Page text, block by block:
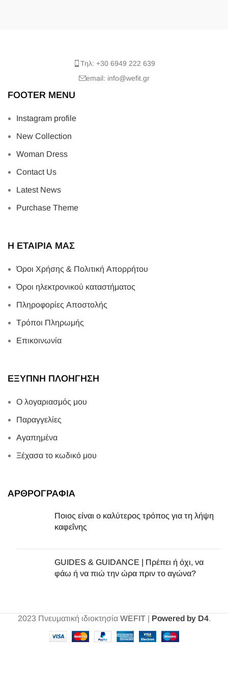
Τηλ: +30 6949 222 639
email: info@wefit.gr
FOOTER MENU
Instagram profile
New Collection
Woman Dress
Contact Us
Latest News
Purchase Theme
Η ΕΤΑΙΡΙΑ ΜΑΣ
Όροι Χρήσης & Πολιτική Απορρήτου
Όροι ηλεκτρονικού καταστήματος
Πληροφορίες Αποστολής
Τρόποι Πληρωμής
Επικοινωνία
ΕΞΥΠΝΗ ΠΛΟΗΓΗΣΗ
Ο λογαριασμός μου
Παραγγελίες
Αγαπημένα
Ξέχασα το κωδικό μου
ΑΡΘΡΟΓΡΑΦΙΑ
Ποιος είναι ο καλύτερος τρόπος για τη λήψη
καφεΐνης
GUIDES & GUIDANCE | Πρέπει ή όχι, να
φάω ή να πιώ την ώρα πριν το αγώνα?
2023 Πνευματική ιδιοκτησία WEFIT| Powered by D4.